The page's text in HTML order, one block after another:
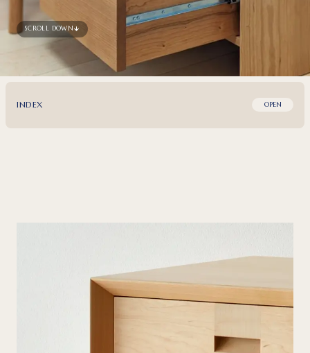
SCROLL DOWN
INDEX OPEN